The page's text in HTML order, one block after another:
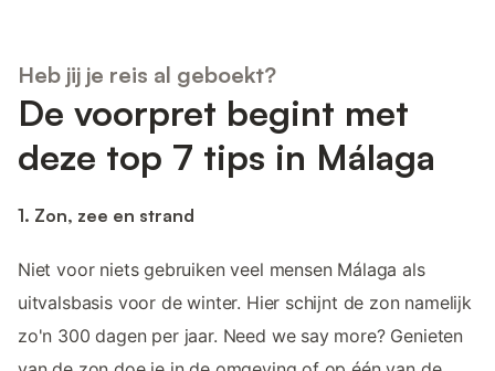
Heb jij je reis al geboekt?
De voorpret begint met
deze top 7 tips in Málaga
1. Zon, zee en strand
Niet voor niets gebruiken veel mensen Málaga als
uitvalsbasis voor de winter. Hier schijnt de zon namelijk
zo'n 300 dagen per jaar. Need we say more? Genieten